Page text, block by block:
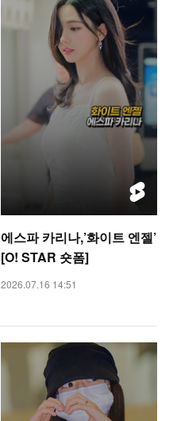
에스파 카리나,’화이트 엔젤’
[O! STAR 숏폼]
2026.07.16 14:51